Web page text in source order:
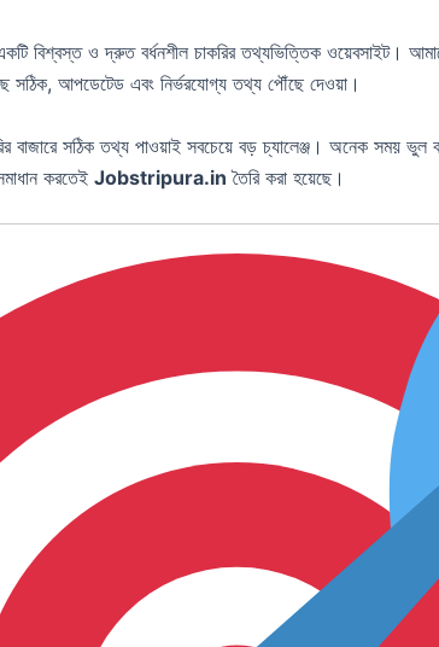
বিশ্বস্ত ও দ্রুত বর্ধনশীল চাকরির তথ্যভিত্তিক ওয়েবসাইট।
সঠিক, আপডেটেড এবং নির্ভরযোগ্য তথ্য পৌঁছে দেওয়া।
বাজারে সঠিক তথ্য পাওয়াই সবচেয়ে বড় চ্যালেঞ্জ। অনেক সময় ভুল
করতেই Jobstripura.in তৈরি করা হয়েছে।